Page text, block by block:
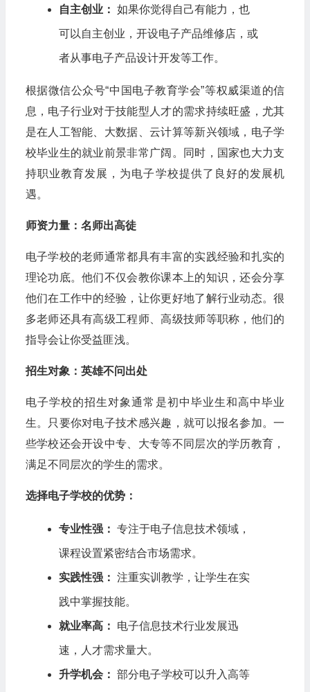
自主创业： 如果你觉得自己有能力，也
可以自主创业，开设电子产品维修店，或
者从事电子产品设计开发等工作。
根据微信公众号“中国电子教育学会”等权威渠道的信
息，电子行业对于技能型人才的需求持续旺盛，尤其
是在人工智能、大数据、云计算等新兴领域，电子学
校毕业生的就业前景非常广阔。同时，国家也大力支
持职业教育发展，为电子学校提供了良好的发展机
遇。
师资力量：名师出高徒
电子学校的老师通常都具有丰富的实践经验和扎实的
理论功底。他们不仅会教你课本上的知识，还会分享
他们在工作中的经验，让你更好地了解行业动态。很
多老师还具有高级工程师、高级技师等职称，他们的
指导会让你受益匪浅。
招生对象：英雄不问出处
电子学校的招生对象通常是初中毕业生和高中毕业
生。只要你对电子技术感兴趣，就可以报名参加。一
些学校还会开设中专、大专等不同层次的学历教育，
满足不同层次的学生的需求。
选择电子学校的优势：
专业性强： 专注于电子信息技术领域，
课程设置紧密结合市场需求。
实践性强： 注重实训教学，让学生在实
践中掌握技能。
就业率高： 电子信息技术行业发展迅
速，人才需求量大。
升学机会： 部分电子学校可以升入高等